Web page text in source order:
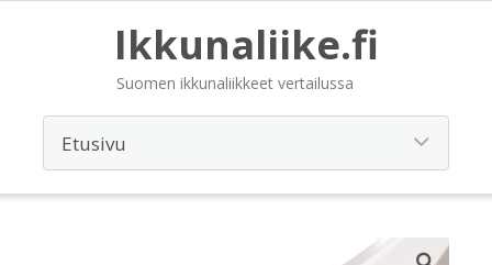
Ikkunaliike.fi
Suomen ikkunaliikkeet vertailussa